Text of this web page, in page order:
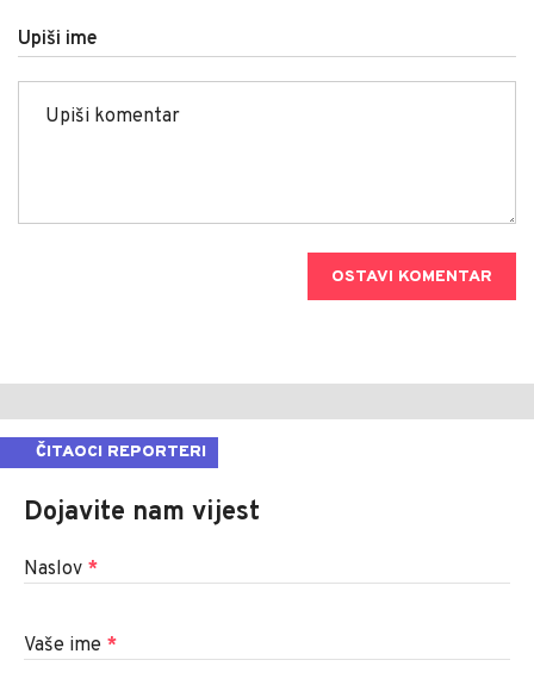
Upiši ime
OSTAVI KOMENTAR
ČITAOCI REPORTERI
Dojavite nam vijest
Naslov *
Vaše ime *